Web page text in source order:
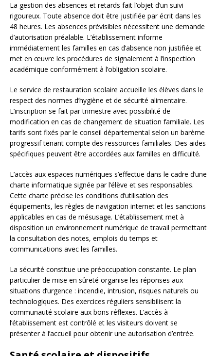
La gestion des absences et retards fait l’objet d’un suivi
rigoureux. Toute absence doit être justifiée par écrit dans les
48 heures. Les absences prévisibles nécessitent une demande
d’autorisation préalable. L’établissement informe
immédiatement les familles en cas d’absence non justifiée et
met en œuvre les procédures de signalement à l’inspection
académique conformément à l’obligation scolaire.
Le service de restauration scolaire accueille les élèves dans le
respect des normes d’hygiène et de sécurité alimentaire.
L’inscription se fait par trimestre avec possibilité de
modification en cas de changement de situation familiale. Les
tarifs sont fixés par le conseil départemental selon un barème
progressif tenant compte des ressources familiales. Des aides
spécifiques peuvent être accordées aux familles en difficulté.
L’accès aux espaces numériques s’effectue dans le cadre d’une
charte informatique signée par l’élève et ses responsables.
Cette charte précise les conditions d’utilisation des
équipements, les règles de navigation internet et les sanctions
applicables en cas de mésusage. L’établissement met à
disposition un environnement numérique de travail permettant
la consultation des notes, emplois du temps et
communications avec les familles.
La sécurité constitue une préoccupation constante. Le plan
particulier de mise en sûreté organise les réponses aux
situations d’urgence : incendie, intrusion, risques naturels ou
technologiques. Des exercices réguliers sensibilisent la
communauté scolaire aux bons réflexes. L’accès à
l’établissement est contrôlé et les visiteurs doivent se
présenter à l’accueil pour obtenir une autorisation d’entrée.